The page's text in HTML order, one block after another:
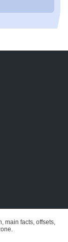
main facts, offsets,